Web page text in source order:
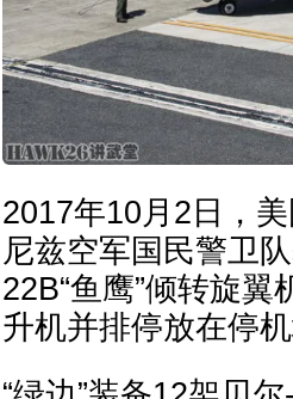
2017年10月2日，
尼兹空军国民警卫
22B“鱼鹰”倾转旋翼
升机并排停放在停机